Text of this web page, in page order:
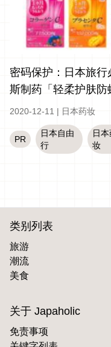
密码保护：日本旅
斯制药「轻柔护肤防
2020-12-11 | 日本药妆
PR
日本自由
行
日
妆
类别列表
旅游
潮流
美食
关于 Japaholic
免责事项